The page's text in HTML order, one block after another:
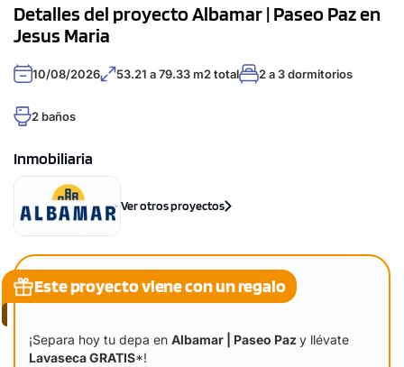
Detalles del proyecto Albamar | Paseo Paz en
Jesus Maria
10/08/2026 53.21 a 79.33 m2 total 2 a 3 dormitorios
2 baños
Inmobiliaria
Ver otros proyectos
¡Separa hoy tu depa en Albamar | Paseo Pazy llévate
Lavaseca GRATIS*!
Este proyecto viene con un regalo